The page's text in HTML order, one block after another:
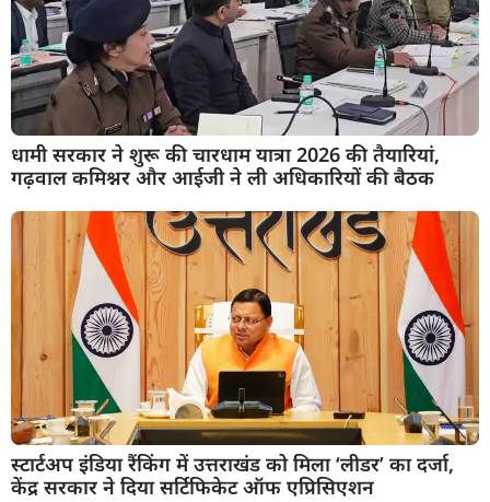
धामी सरकार ने शुरू की चारधाम यात्रा 2026 की तैयारियां,
गढ़वाल कमिश्नर और आईजी ने ली अधिकारियों की बैठक
स्टार्टअप इंडिया रैंकिंग में उत्तराखंड को मिला ‘लीडर’ का दर्जा,
केंद्र सरकार ने दिया सर्टिफिकेट ऑफ एप्रिसिएशन